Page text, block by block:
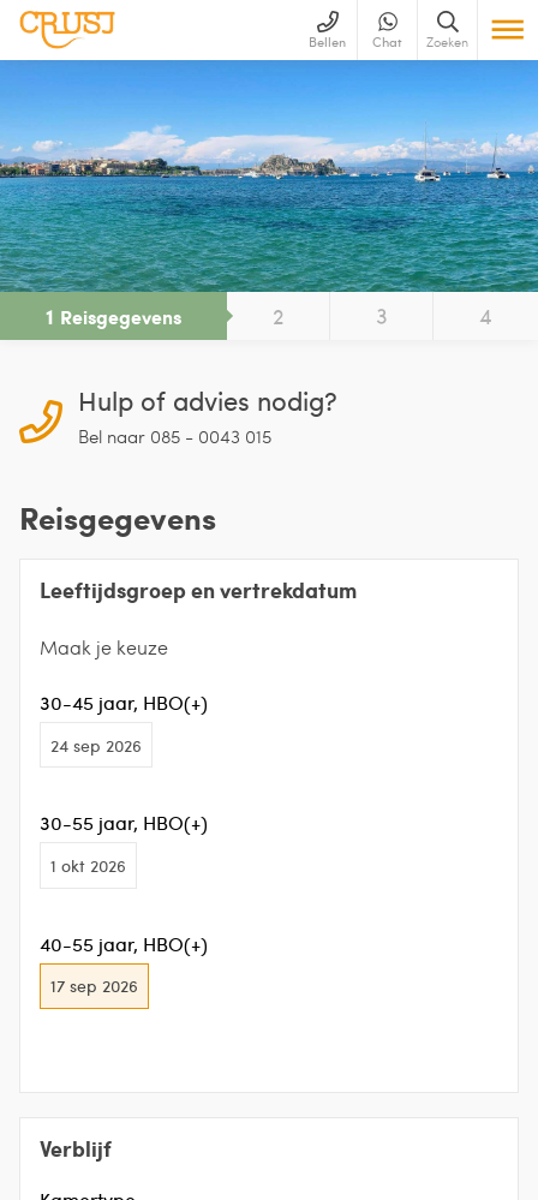
Bellen Chat Zoeken
1 Reisgegevens 2 3 4
Hulp of advies nodig?
Bel naar 085 - 0043 015
Reisgegevens
Leeftijdsgroep en vertrekdatum
Maak je keuze
30-45 jaar, HBO(+)
24 sep 2026
30-55 jaar, HBO(+)
1 okt 2026
40-55 jaar, HBO(+)
17 sep 2026
Verblijf